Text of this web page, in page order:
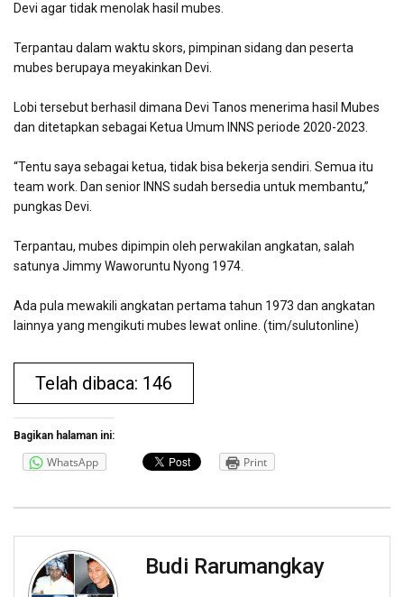
Devi agar tidak menolak hasil mubes.
Terpantau dalam waktu skors, pimpinan sidang dan peserta
mubes berupaya meyakinkan Devi.
Lobi tersebut berhasil dimana Devi Tanos menerima hasil Mubes
dan ditetapkan sebagai Ketua Umum INNS periode 2020-2023.
“Tentu saya sebagai ketua, tidak bisa bekerja sendiri. Semua itu
team work. Dan senior INNS sudah bersedia untuk membantu,”
pungkas Devi.
Terpantau, mubes dipimpin oleh perwakilan angkatan, salah
satunya Jimmy Waworuntu Nyong 1974.
Ada pula mewakili angkatan pertama tahun 1973 dan angkatan
lainnya yang mengikuti mubes lewat online. (tim/sulutonline)
Telah dibaca: 146
Bagikan halaman ini:
WhatsApp Print
Budi Rarumangkay